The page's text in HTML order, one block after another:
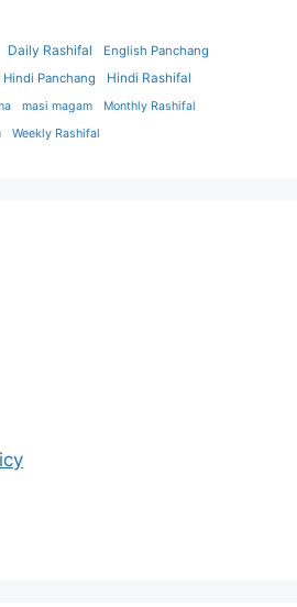
Daily Rashifal
English Panchang
Hindi Panchang
Hindi Rashifal
masi magam Monthly Rashifal
Weekly Rashifal